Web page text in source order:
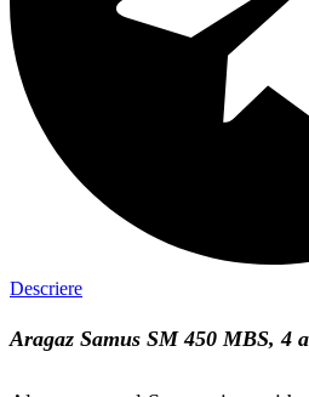
Descriere
Aragaz Samus SM 450 MBS, 4